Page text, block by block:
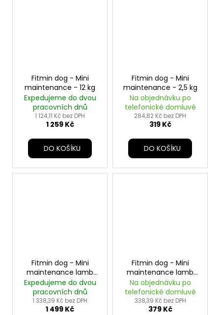
Fitmin dog - Mini
maintenance - 12 kg
Expedujeme do dvou
pracovních dnů
1 124,11 Kč bez DPH
1 259 Kč
DO KOŠÍKU
Fitmin dog - Mini
maintenance - 2,5 kg
Na objednávku po
telefonické domluvě
284,82 Kč bez DPH
319 Kč
DO KOŠÍKU
Fitmin dog - Mini
maintenance lamb
beef - 12 kg
Expedujeme do dvou
pracovních dnů
1 338,39 Kč bez DPH
1 499 Kč
Fitmin dog - Mini
maintenance lamb
beef - 2,5 kg
Na objednávku po
telefonické domluvě
338,39 Kč bez DPH
379 Kč